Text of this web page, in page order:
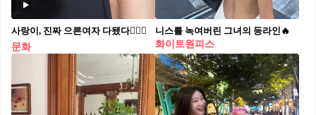
사랑이, 진짜 으른여자 다됐다🙋🏻‍♀️
문화
니스를 녹여버린 그녀의 등라인🔥
화이트원피스